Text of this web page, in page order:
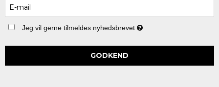
Jeg vil gerne tilmeldes nyhedsbrevet
GODKEND